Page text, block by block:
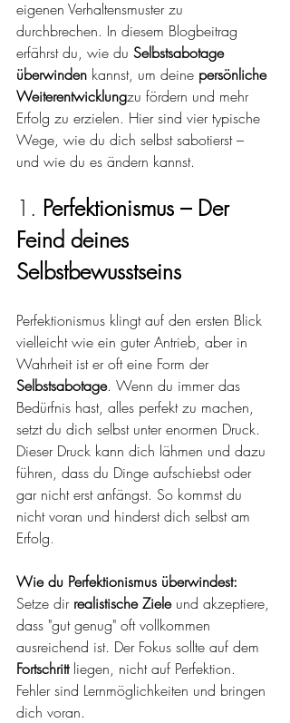
eigenen Verhaltensmuster zu
durchbrechen. In diesem Blogbeitrag
erfährst du, wie du Selbstsabotage
überwinden kannst, um deine persönliche
Weiterentwicklungzu fördern und mehr
Erfolg zu erzielen. Hier sind vier typische
Wege, wie du dich selbst sabotierst –
und wie du es ändern kannst.
1. Perfektionismus – Der
Feind deines
Selbstbewusstseins
Perfektionismus klingt auf den ersten Blick
vielleicht wie ein guter Antrieb, aber in
Wahrheit ist er oft eine Form der
Selbstsabotage. Wenn du immer das
Bedürfnis hast, alles perfekt zu machen,
setzt du dich selbst unter enormen Druck.
Dieser Druck kann dich lähmen und dazu
führen, dass du Dinge aufschiebst oder
gar nicht erst anfängst. So kommst du
nicht voran und hinderst dich selbst am
Erfolg.
Wie du Perfektionismus überwindest:
Setze dir realistische Ziele und akzeptiere,
dass "gut genug" oft vollkommen
ausreichend ist. Der Fokus sollte auf dem
Fortschritt liegen, nicht auf Perfektion.
Fehler sind Lernmöglichkeiten und bringen
dich voran.